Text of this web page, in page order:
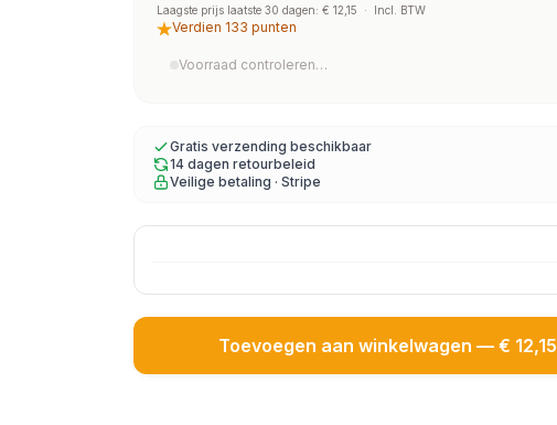
Laagste prijs laatste 30 dagen: € 12,15 · Incl. BTW
Verdien 133 punten
Voorraad controleren…
Gratis verzending beschikbaar
14 dagen retourbeleid
Veilige betaling · Stripe
Toevoegen aan winkelwagen — € 12,15